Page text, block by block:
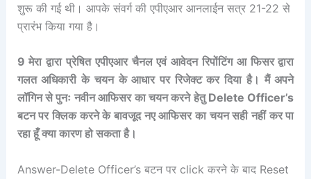
शुरू की गई थी। आपके संवर्ग की एपीएआर आनलाईन सत्र 21-22 से
प्रारंभ किया गया है।
9 मेरा द्वारा प्रेषित एपीएआर चैनल एवं आवेदन रिपोंटिंग आ फिसर द्वारा
गलत अधिकारी के चयन के आधार पर रिजेक्ट कर दिया है। मैं अपने
लॉगिन से पुनः नवीन आफिसर का चयन करने हेतु Delete Officer’s
बटन पर क्लिक करने के बावजूद नए आफिसर का चयन सही नहीं कर पा
रहा हूँ क्या कारण हो सकता है।
Answer-Delete Officer’s बटन पर click करने के बाद Reset